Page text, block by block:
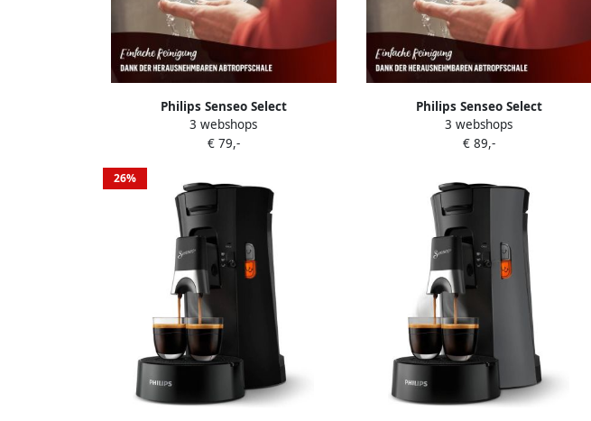
Philips Senseo Select
Koffiepadmachine CSA240 90 Keuze uit
1 of 2 Kopjes Instelbare Intensiteit
Kasjmiergrijs
3 webshops
€ 79,-
Philips Senseo Select
Koffiepadmachine CSA250 10 Keuze uit
1 of 2 Kopjes Instelbare Intensiteit
3 webshops
€ 89,-
26%